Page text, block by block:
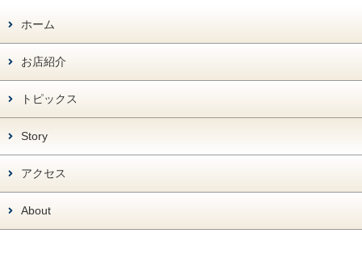
ホーム
お店紹介
トピックス
Story
アクセス
About